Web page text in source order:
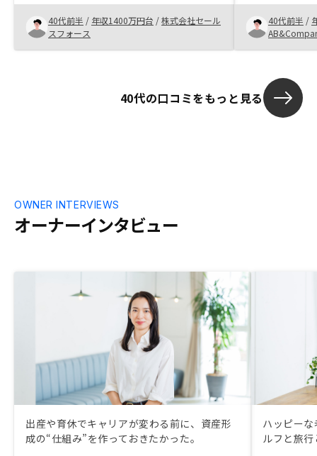
40代前半 / 年収1400万円台 /株式会社セール
スフォース
点や情報への
点が決め手と
40代前半 /
40代の口コミをもっと見る
オーナーインタビュー
OWNER INTERVIEWS
出産や育休でキャリアが変わる前に、資産形
成の“仕組み”を作っておきたかった。
ハッピー
ルフと旅